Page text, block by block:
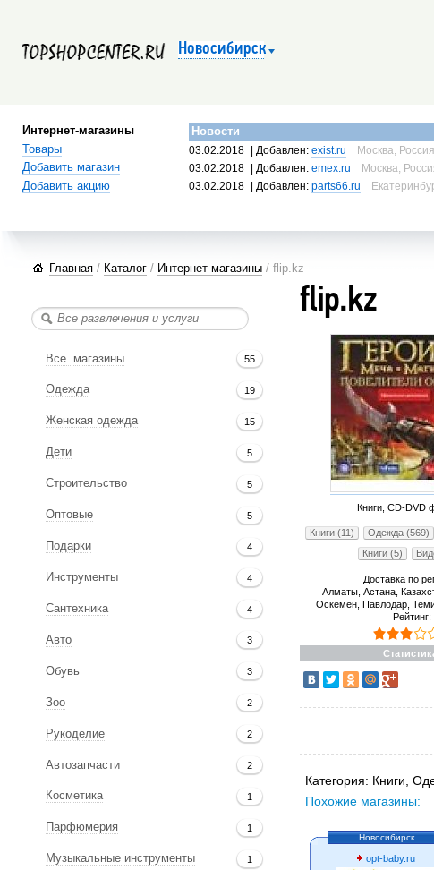
Новосибирск
Интернет-магазины
Товары
Добавить магазин
Добавить акцию
Новости
03.02.2018 | Добавлен: exist.ru
Москва, Россия
03.02.2018
| Добавлен: emex.ru
Москва,
03.02.2018
| Добавлен: parts66.ru
Главная / Каталог / Интернет магазины / flip.kz
Все магазины 55
Одежда 19
Женская одежда 15
Дети 5
Строительство 5
Оптовые 5
Подарки 4
Инструменты 4
Сантехника 4
Авто 3
Обувь 3
Зоо 2
Рукоделие 2
Автозапчасти 2
Косметика 1
Парфюмерия 1
Музыкальные инструменты 1
flip.kz
Книги, CD-DVD
Книги (11) Одежда (569)
Книги (5)
Доставка по
Алматы, Астана,
Оскемен, Павлодар,
Рейтинг:
Категория: Книги,
Похожие магазины:
Новосибирск
opt-baby.ru